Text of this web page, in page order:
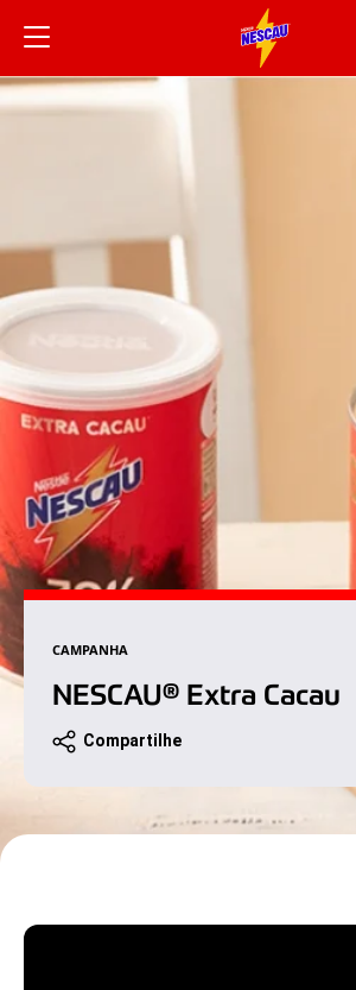
CAMPANHA
NESCAU® Extra Cacau
Compartilhe